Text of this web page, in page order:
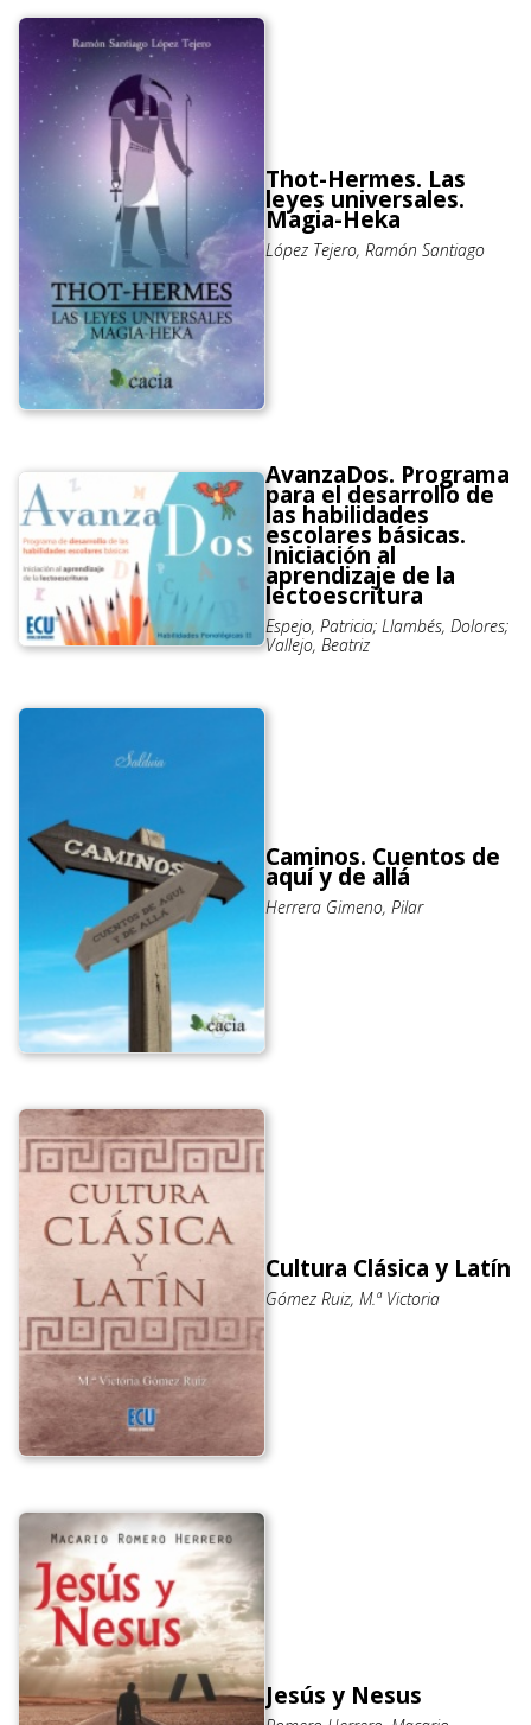
Thot-Hermes. Las
leyes universales.
Magia-Heka
López Tejero, Ramón Santiago
AvanzaDos. Programa
para el desarrollo de
las habilidades
escolares básicas.
Iniciación al
aprendizaje de la
lectoescritura
Espejo, Patricia; Llambés, Dolores;
Vallejo, Beatriz
Caminos. Cuentos de
aquí y de allá
Herrera Gimeno, Pilar
Cultura Clásica y Latín
Gómez Ruiz, M.ª Victoria
Jesús y Nesus